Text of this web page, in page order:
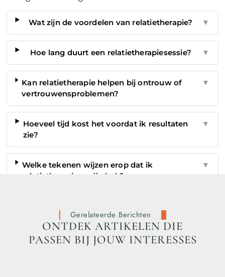
Wat zijn de voordelen van relatietherapie? ▼
Hoe lang duurt een relatietherapiesessie? ▼
Kan relatietherapie helpen bij ontrouw of
vertrouwensproblemen?
▼
Hoeveel tijd kost het voordat ik resultaten
zie?
▼
Welke tekenen wijzen erop dat ik
relatietherapie nodig heb?
▼
Gerelateerde Berichten
ONTDEK ARTIKELEN DIE
PASSEN BIJ JOUW INTERESSES